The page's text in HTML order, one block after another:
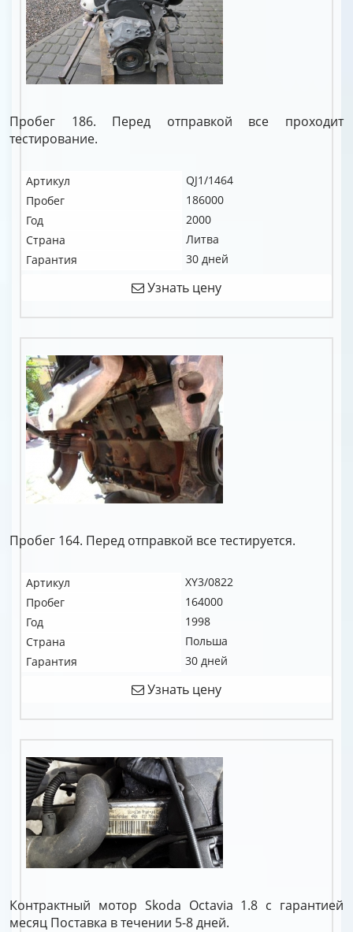
Пробег 186. Перед отправкой все проходит
тестирование.
Артикул
QJ1/1464
Пробег
186000
Год
2000
Страна
Литва
Гарантия
30 дней
Узнать цену
Пробег 164. Перед отправкой все тестируется.
Артикул
XY3/0822
Пробег
164000
Год
1998
Страна
Польша
Гарантия
30 дней
Узнать цену
Контрактный мотор Skoda Octavia 1.8 c гарантией
месяц Поставка в течении 5-8 дней.